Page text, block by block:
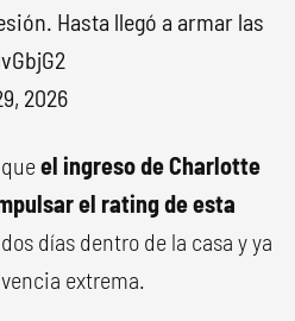
Hasta llegó a armar las
2026
el ingreso de Charlotte
el rating de esta
días dentro de la casa y ya
extrema.